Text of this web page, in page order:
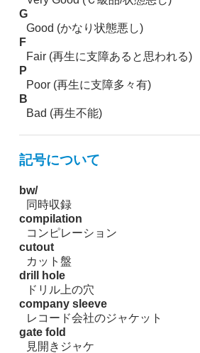
G
Good (かなり状態悪し)
F
Fair (再生に支障あると思われる)
P
Poor (再生に支障多々有)
B
Bad (再生不能)
記号について
bw/
同時収録
compilation
コンピレーション
cutout
カット盤
drill hole
ドリル上の穴
company sleeve
レコード会社のジャケット
gate fold
見開きジャケ